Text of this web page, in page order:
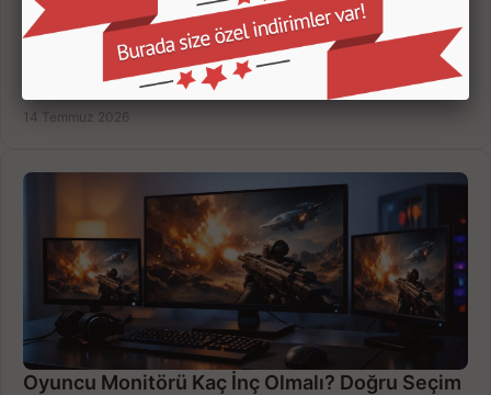
Yapay Zekalı Güvenlik Kameraları Nasıl Seçilir?
Yapay zekalı güvenlik kameraları; insan, araç ve hareket
ayrımıyla daha az yanlış uyarı sunar. Ev ve iş yeriniz için doğru
modeli, fiyatı karşılaştırın.
14 Temmuz 2026
Oyuncu Monitörü Kaç İnç Olmalı? Doğru Seçim